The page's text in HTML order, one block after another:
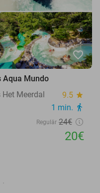
favorite_border
Aqua Mundo
Meerdal
9.5 star
1 min. directions_walk
Regulär 24€
20€